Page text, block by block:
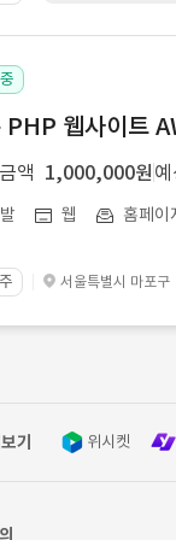
PHP 웹사이트
액 1,000,000원
웹 홈페이
서울특별시 마포구
기 위시켓